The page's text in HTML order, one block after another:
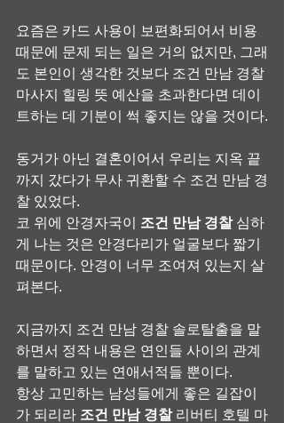
요즘은 카드 사용이 보편화되어서 비용
때문에 문제 되는 일은 거의 없지만, 그래
도 본인이 생각한 것보다 조건 만남 경찰
마사지 힐링 뜻 예산을 초과한다면 데이
트하는 데 기분이 썩 좋지는 않을 것이다.
동거가 아닌 결혼이어서 우리는 지옥 끝
까지 갔다가 무사 귀환할 수 조건 만남 경
찰 있었다.
코 위에 안경자국이 조건 만남 경찰 심하
게 나는 것은 안경다리가 얼굴보다 짧기
때문이다. 안경이 너무 조여져 있는지 살
펴본다.
지금까지 조건 만남 경찰 솔로탈출을 말
하면서 정작 내용은 연인들 사이의 관계
를 말하고 있는 연애서적들 뿐이다.
항상 고민하는 남성들에게 좋은 길잡이
가 되리라 조건 만남 경찰 리버티 호텔 마